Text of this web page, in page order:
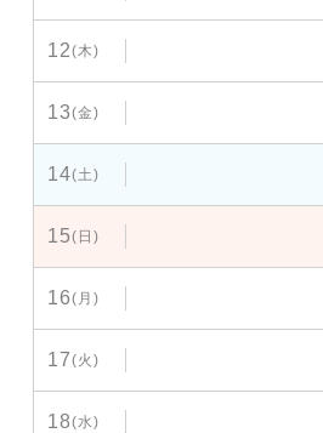
12(木)
13(金)
14(土)
15(日)
16(月)
17(火)
18(水)